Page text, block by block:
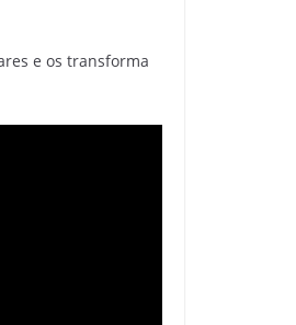
e os transforma